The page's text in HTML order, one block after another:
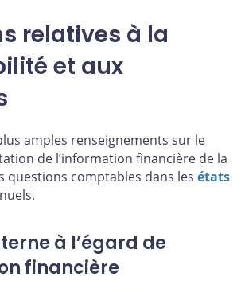
relatives à la
et aux
amples renseignements sur le
de l’information financière de la
questions comptables dans les états
à l’égard de
financière